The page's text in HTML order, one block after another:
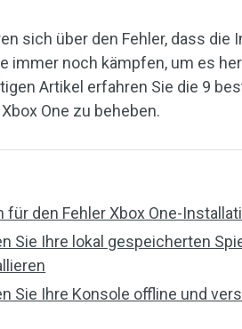
sich über den Fehler, dass die
immer noch kämpfen, um es
Artikel erfahren Sie die 9
One zu beheben.
für den Fehler Xbox One-
Sie Ihre lokal gespeicherten
Sie Ihre Konsole offline und